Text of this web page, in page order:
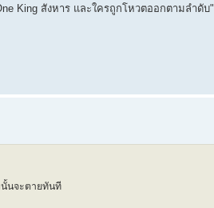
King สังหาร และใครถูกโหวตออกตามลำดับ"
นั้นจะตายทันที